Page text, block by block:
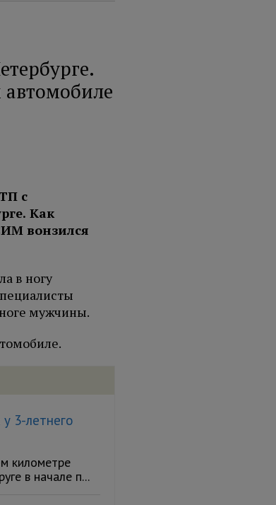
с
Как
вонзился
в ногу
ноге мужчины.
3-летнего
километре
в начале п...